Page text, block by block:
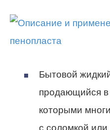
Бытовой
продающийся в
которыми
с соломкой или